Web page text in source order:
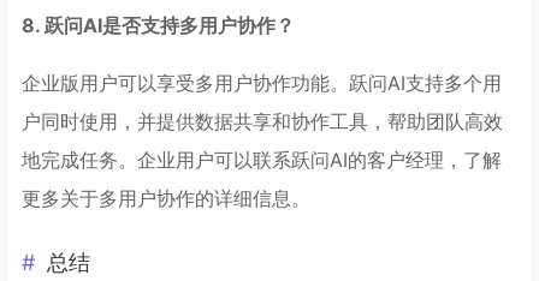
8. 跃问AI是否支持多用户协作？
企业版用户可以享受多用户协作功能。跃问AI支持多个用
户同时使用，并提供数据共享和协作工具，帮助团队高效
地完成任务。企业用户可以联系跃问AI的客户经理，了解
更多关于多用户协作的详细信息。
总结